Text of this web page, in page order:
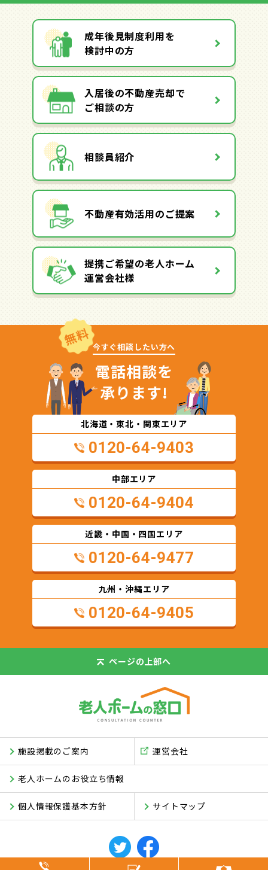
成年後見制度利用を
検討中の方
入居後の不動産売却で
ご相談の方
相談員紹介
不動産有効活用のご提案
提携ご希望の老人ホーム
運営会社様
無料 今すぐ相談したい方へ
電話相談を
承ります!
北海道・東北・関東エリア
0120-64-9403
中部エリア
0120-64-9404
近畿・中国・四国エリア
0120-64-9477
九州・沖縄エリア
0120-64-9405
ページの 上部へ
施設掲載のご案内
老人ホームのお役立ち情報
サイトマップ
運営会社
個人情報保護基本方針